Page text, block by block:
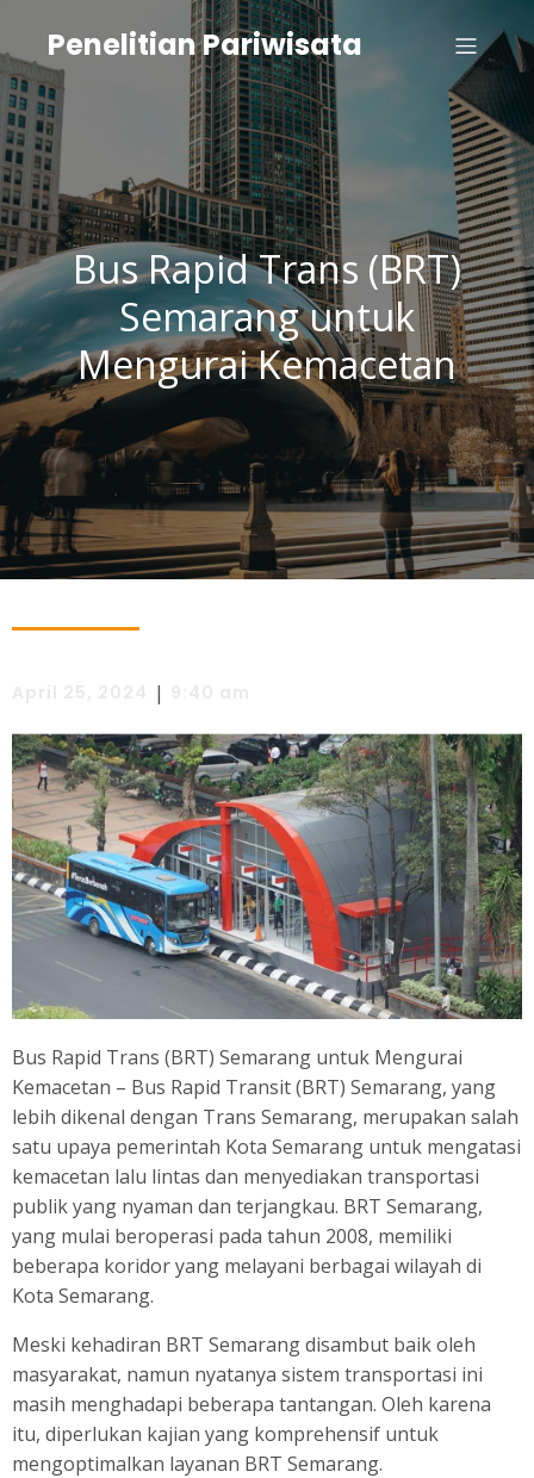
Penelitian Pariwisata
Bus Rapid Trans (BRT)
Semarang untuk
Mengurai Kemacetan
|
Bus Rapid Trans (BRT) Semarang untuk Mengurai
Kemacetan – Bus Rapid Transit (BRT) Semarang, yang
lebih dikenal dengan Trans Semarang, merupakan salah
satu upaya pemerintah Kota Semarang untuk mengatasi
kemacetan lalu lintas dan menyediakan transportasi
publik yang nyaman dan terjangkau. BRT Semarang,
yang mulai beroperasi pada tahun 2008, memiliki
beberapa koridor yang melayani berbagai wilayah di
Kota Semarang.
Meski kehadiran BRT Semarang disambut baik oleh
masyarakat, namun nyatanya sistem transportasi ini
masih menghadapi beberapa tantangan. Oleh karena
itu, diperlukan kajian yang komprehensif untuk
mengoptimalkan layanan BRT Semarang.